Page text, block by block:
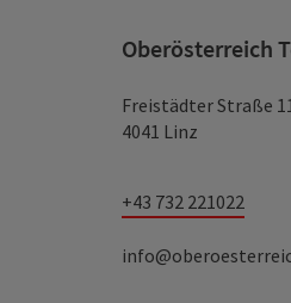
Oberösterreich
Freistädter Straße
4041 Linz
+43 732 221022